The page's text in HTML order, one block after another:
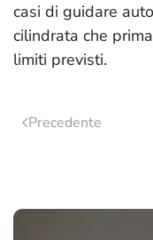
casi di guidare
cilindrata che
limiti previsti.
Precedente